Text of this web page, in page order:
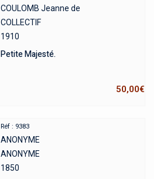
COULOMB Jeanne de
COLLECTIF
1910
Petite Majesté.
50,00€
Réf : 9383
ANONYME
ANONYME
1850